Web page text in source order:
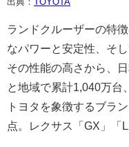
ランドクルーザーの特
なパワーと安定性、そ
その性能の高さから、
と地域で累計1,040万
トヨタを象徴するブラ
点。レクサス「GX」「